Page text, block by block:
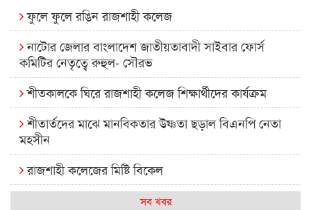
ফুলে ফুলে রঙিন রাজশাহী কলেজ
নাটোর জেলার বাংলাদেশ জাতীয়তাবাদী সাইবার ফোর্স
কমিটির নেতৃত্বে রুহুল- সৌরভ
শীতকালকে ঘিরে রাজশাহী কলেজ শিক্ষার্থীদের কার্যক্রম
শীতার্তদের মাঝে মানবিকতার উষ্ণতা ছড়াল বিএনপি নেতা
মহসীন
রাজশাহী কলেজের মিষ্টি বিকেল
কেমন আছে আমাদের দেশের মধ্যবিত্তরা
সব খবর